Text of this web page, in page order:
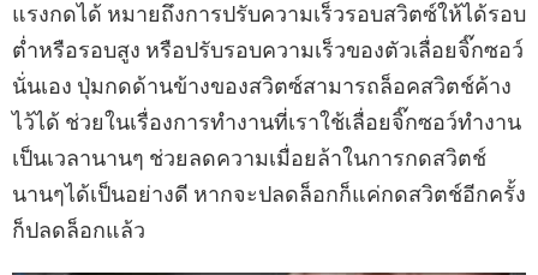
แรงกดได้ หมายถึงการปรับความเร็วรอบสวิตซ์ให้ได้รอบ
ต่ำหรือรอบสูง หรือปรับรอบความเร็วของตัวเลื่อยจิ๊กซอว์
นั่นเอง ปุ่มกดด้านข้างของสวิตซ์สามารถล็อคสวิตช์ค้าง
ไว้ได้ ช่วยในเรื่องการทำงานที่เราใช้เลื่อยจิ๊กซอว์ทำงาน
เป็นเวลานานๆ ช่วยลดความเมื่อยล้าในการกดสวิตช์
นานๆได้เป็นอย่างดี หากจะปลดล็อกก็แค่กดสวิตช์อีกครั้ง
ก็ปลดล็อกแล้ว